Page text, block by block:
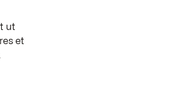
von Kunst im
ut
et